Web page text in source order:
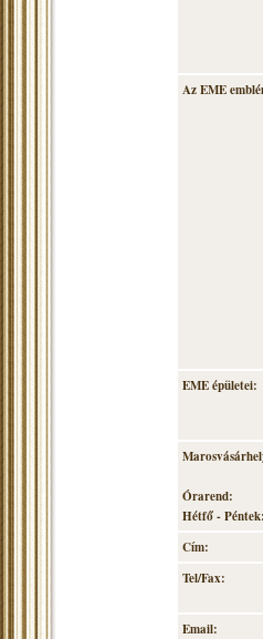
Az EME
EME épületei:
Órarend:
Hétfő -
Cím:
Tel/Fax:
Email: